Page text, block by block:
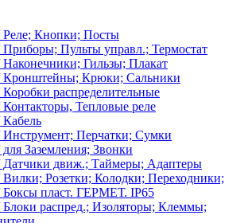
Кнопки; Посты
Пульты управл.; Термостат
Гильзы; Плакат
Кронштейны; Крюки; Сальники
распределительные
Тепловые реле
Перчатки; Сумки
Заземления; Звонки
движ.; Таймеры; Адаптеры
Розетки; Колодки; Переходники;
пласт. ГЕРМЕТ. IP65
распред.; Изоляторы; Клеммы;